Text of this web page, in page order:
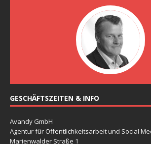
GESCHÄFTSZEITEN & INFO
Avandy GmbH
Agentur für Öffentlichkeitsarbeit und Social
Marienwalder Straße 1